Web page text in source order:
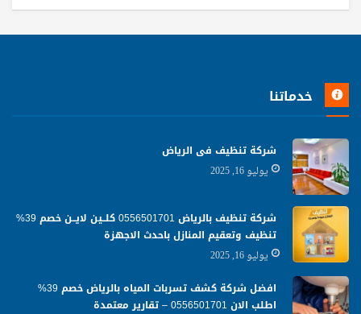
خدماتنا
شركة تنظيف فى الرياض
يوليو 16, 2025
شركة تنظيف بالرياض 0556501701 كلــين لايــن خصم 39%
تنظيف وتعقيم المنازل باحدث الاجهزة
يوليو 16, 2025
افضل شركة كشف تسربات المياه بالرياض خصم 39%
اطلب الان 0556501701‬‏ – تقارير معتمدة